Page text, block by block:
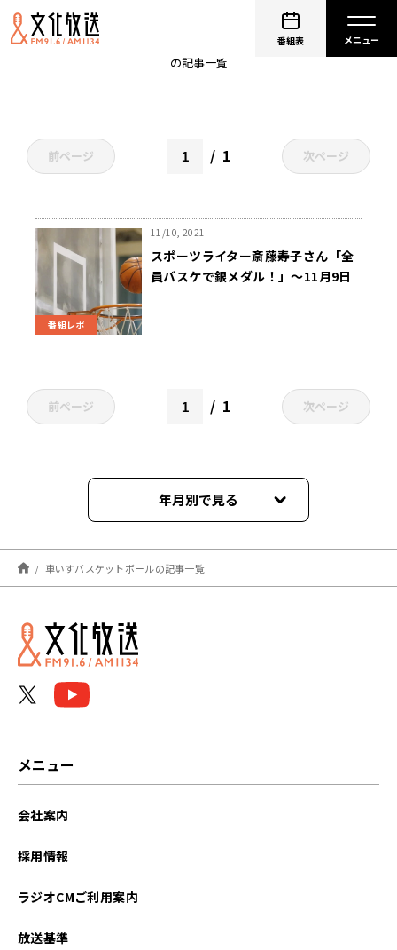
番組表
車いすバスケットボール
の記事一覧
前ページ 1 次ページ
番組レポ
11/10, 2021
スポーツライター斎藤寿子さん「全
員バスケで銀メダル！」～11月9日
前ページ 1 次ページ
年月別で見る
2022年07月
2021年11月
車いすバスケットボールの記事一覧
メニュー
会社案内
採用情報
ラジオCMご利用案内
放送基準